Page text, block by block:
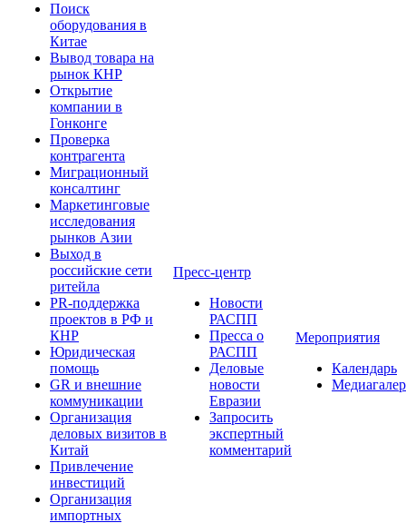
Поиск
оборудования в
Китае
Вывод товара на
рынок КНР
Открытие
компании в
Гонконге
Проверка
контрагента
Миграционный
консалтинг
Маркетинговые
исследования
рынков Азии
Выход в
российские сети
ритейла
PR-поддержка
проектов в РФ и
КНР
Юридическая
помощь
GR и внешние
коммуникации
Организация
деловых визитов в
Китай
Привлечение
инвестиций
Организация
импортных
Пресс-центр
Новости
РАСПП
Пресса о
РАСПП
Деловые
новости
Евразии
Запросить
экспертный
комментарий
Мероприятия
Календарь